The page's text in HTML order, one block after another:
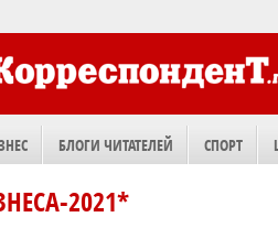
БЛОГИ ЧИТАТЕЛЕЙ СПОРТ
2021*